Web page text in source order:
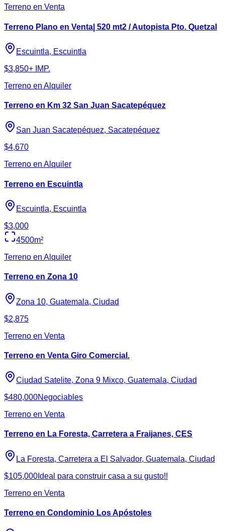
Terreno en Venta
Terreno Plano en Venta| 520 mt2 / Autopista Pto. Quetzal
Escuintla, Escuintla
$3,850+ IMP.
Terreno en Alquiler
Terreno en Km 32 San Juan Sacatepéquez
San Juan Sacatepéquez, Sacatepéquez
$4,670
Terreno en Alquiler
Terreno en Escuintla
Escuintla, Escuintla
$3,000
4500m²
Terreno en Alquiler
Terreno en Zona 10
Zona 10, Guatemala, Ciudad
$2,875
Terreno en Venta
Terreno en Venta Giro Comercial.
Ciudad Satelite, Zona 9 Mixco, Guatemala, Ciudad
$480,000Negociables
Terreno en Venta
Terreno en La Foresta, Carretera a Fraijanes, CES
La Foresta, Carretera a El Salvador, Guatemala, Ciudad
$105,000 Ideal para construir casa a su gusto!!
Terreno en Venta
Terreno en Condominio Los Apóstoles